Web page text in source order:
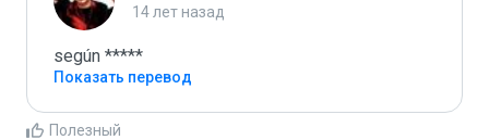
14 лет назад
según *****
Показать перевод
Полезный